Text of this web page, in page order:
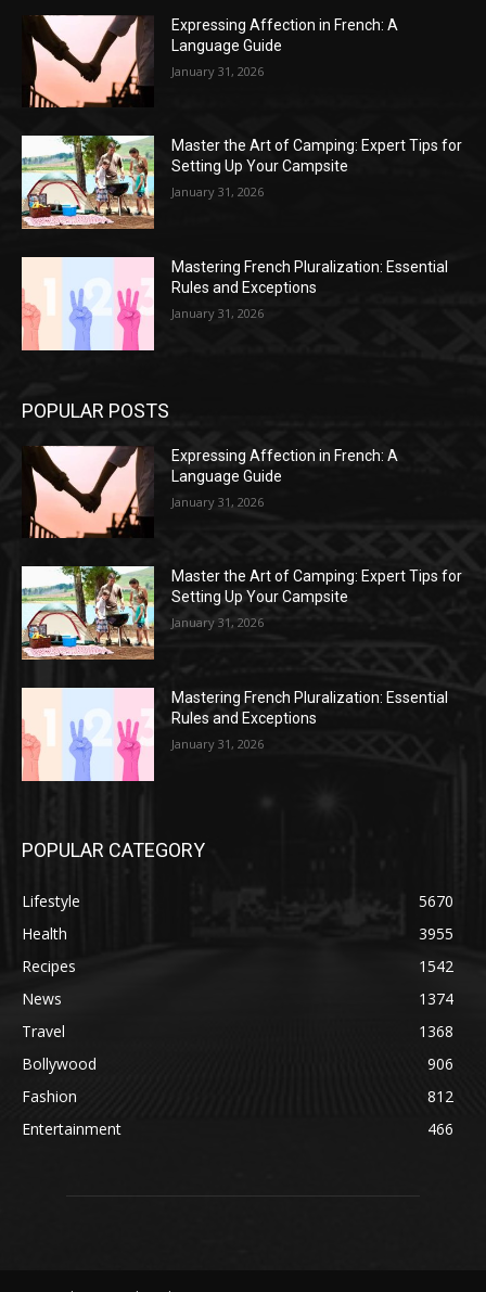
Expressing Affection in French: A
Language Guide
January 31, 2026
Master the Art of Camping: Expert Tips for
Setting Up Your Campsite
January 31, 2026
Mastering French Pluralization: Essential
Rules and Exceptions
January 31, 2026
POPULAR POSTS
Expressing Affection in French: A
Language Guide
January 31, 2026
Master the Art of Camping: Expert Tips for
Setting Up Your Campsite
January 31, 2026
Mastering French Pluralization: Essential
Rules and Exceptions
January 31, 2026
POPULAR CATEGORY
Lifestyle
5670
Health
3955
Recipes
1542
News
1374
Travel
1368
Bollywood
906
Fashion
812
Entertainment
466